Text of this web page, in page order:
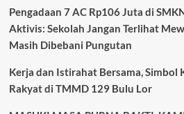
Pengadaan 7 AC Rp106 Juta di
Aktivis: Sekolah Jangan Terlihat
Masih Dibebani Pungutan
Kerja dan Istirahat Bersama, Simbol
Rakyat di TMMD 129 Bulu Lor